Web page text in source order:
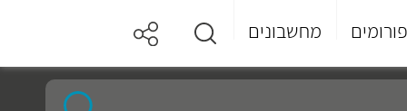
פורומים מחשבונים